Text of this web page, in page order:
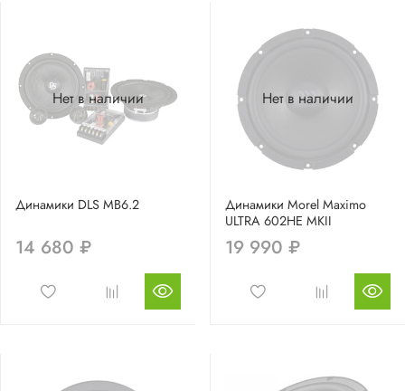
Нет в наличии
Динамики DLS MB6.2
14 680 ₽
Нет в наличии
Динамики Morel Maximo
ULTRA 602HE MKII
19 990 ₽